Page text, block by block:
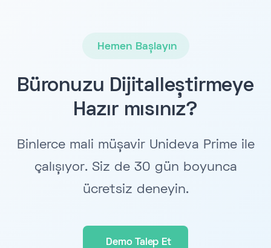
Hemen Başlayın
Büronuzu Dijitalleştirmeye
Hazır mısınız?
Binlerce mali müşavir Unideva Prime ile
çalışıyor. Siz de 30 gün boyunca
ücretsiz deneyin.
Demo Talep Et